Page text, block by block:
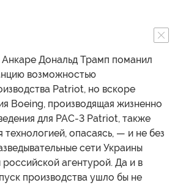
Дональд Трамп поманил
возможностью
Patriot, но вскоре
Boeing, производящая жизненно
для PAC-3 Patriot, также
технологией, опасаясь, — и не без
сети Украины
российской агентурой. Да и в
производства ушло бы не